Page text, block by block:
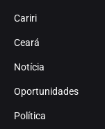
Cariri
Ceará
Notícia
Oportunidades
Política